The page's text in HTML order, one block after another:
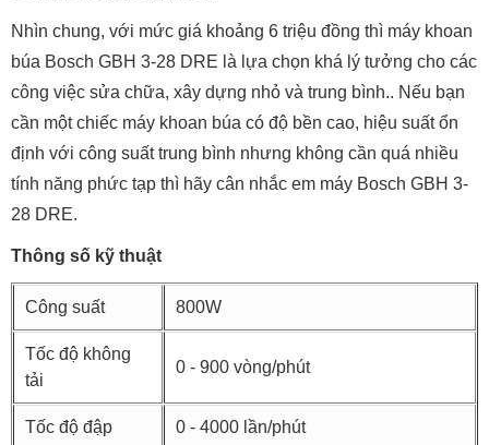
Nhìn chung, với mức giá khoảng 6 triệu đồng thì máy khoan
búa Bosch GBH 3-28 DRE là lựa chọn khá lý tưởng cho các
công việc sửa chữa, xây dựng nhỏ và trung bình.. Nếu bạn
cần một chiếc máy khoan búa có độ bền cao, hiệu suất ổn
định với công suất trung bình nhưng không cần quá nhiều
tính năng phức tạp thì hãy cân nhắc em máy Bosch GBH 3-
28 DRE.
Thông số kỹ thuật
Công suất 800W
Tốc độ không
tải
0 - 900 vòng/phút
Tốc độ đập 0 - 4000 lần/phút